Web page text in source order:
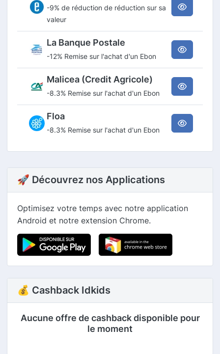
-9% de réduction de réduction sur sa
valeur
La Banque Postale
-12% Remise sur l'achat d'un Ebon
Malicea (Credit Agricole)
-8.3% Remise sur l'achat d'un Ebon
Floa
-8.3% Remise sur l'achat d'un Ebon
🚀 Découvrez nos Applications
Optimisez votre temps avec notre application
Android et notre extension Chrome.
💰 Cashback Idkids
Aucune offre de cashback disponible pour
le moment